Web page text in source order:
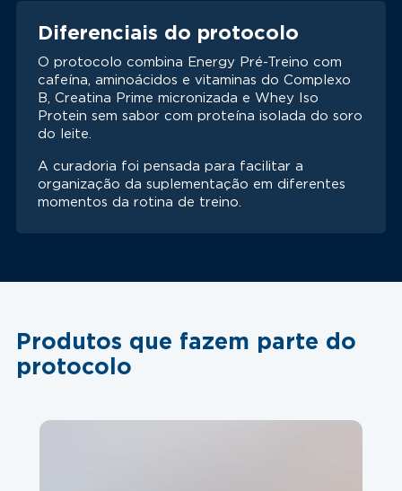
Diferenciais do protocolo
O protocolo combina Energy Pré-Treino com
cafeína, aminoácidos e vitaminas do Complexo
B, Creatina Prime micronizada e Whey Iso
Protein sem sabor com proteína isolada do soro
do leite.
A curadoria foi pensada para facilitar a
organização da suplementação em diferentes
momentos da rotina de treino.
Produtos que fazem parte do
protocolo